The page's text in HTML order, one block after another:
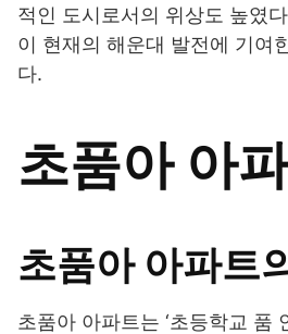
적인 도시로서의 위상도 높였
이 현재의 해운대 발전에 기여
다.
초품아 아
초품아 아파트
초품아 아파트는 ‘초등학교 품